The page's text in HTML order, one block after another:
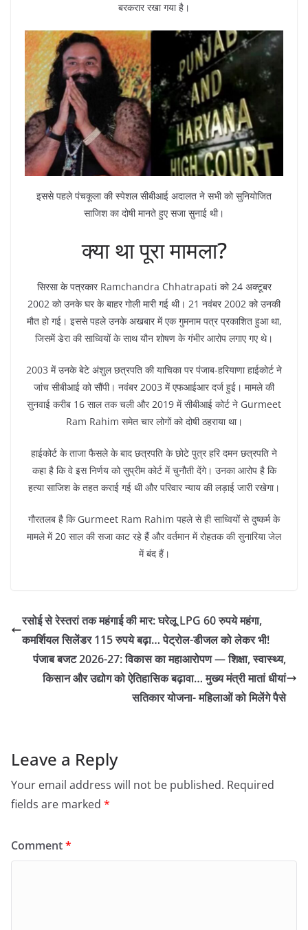
बरकरार रखा गया है।
इससे पहले पंचकूला की स्पेशल सीबीआई अदालत ने सभी को सुनियोजित
साजिश का दोषी मानते हुए सजा सुनाई थी।
क्या था पूरा मामला?
सिरसा के पत्रकार Ramchandra Chhatrapati को 24 अक्टूबर
2002 को उनके घर के बाहर गोली मारी गई थी। 21 नवंबर 2002 को उनकी
मौत हो गई। इससे पहले उनके अखबार में एक गुमनाम पत्र प्रकाशित हुआ था,
जिसमें डेरा की साध्वियों के साथ यौन शोषण के गंभीर आरोप लगाए गए थे।
2003 में उनके बेटे अंशुल छत्रपति की याचिका पर पंजाब-हरियाणा हाईकोर्ट ने
जांच सीबीआई को सौंपी। नवंबर 2003 में एफआईआर दर्ज हुई। मामले की
सुनवाई करीब 16 साल तक चली और 2019 में सीबीआई कोर्ट ने Gurmeet
Ram Rahim समेत चार लोगों को दोषी ठहराया था।
हाईकोर्ट के ताजा फैसले के बाद छत्रपति के छोटे पुत्र हरि दमन छत्रपति ने
कहा है कि वे इस निर्णय को सुप्रीम कोर्ट में चुनौती देंगे। उनका आरोप है कि
हत्या साजिश के तहत कराई गई थी और परिवार न्याय की लड़ाई जारी रखेगा।
गौरतलब है कि Gurmeet Ram Rahim पहले से ही साध्वियों से दुष्कर्म के
मामले में 20 साल की सजा काट रहे हैं और वर्तमान में रोहतक की सुनारिया जेल
में बंद हैं।
रसोई से रेस्तरां तक महंगाई की मार: घरेलू LPG 60 रुपये महंगा,
कमर्शियल सिलेंडर 115 रुपये बढ़ा… पेट्रोल-डीजल को लेकर भी!
पंजाब बजट 2026-27: विकास का महाआरोपण — शिक्षा, स्वास्थ्य,
किसान और उद्योग को ऐतिहासिक बढ़ावा… मुख्य मंत्री मातां धीयां
सतिकार योजना- महिलाओं को मिलेंगे पैसे
Leave a Reply
Your email address will not be published. Required
fields are marked *
Comment*